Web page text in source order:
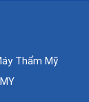
Thẩm Mỹ